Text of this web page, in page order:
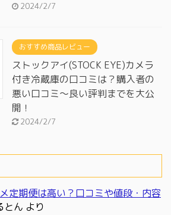
2024/2/7
おすすめ商品レビュー
ストックアイ(STOCK EYE)カメラ
付き冷蔵庫の口コミは？購入者の
悪い口コミ～良い評判までを大公
開！
2024/2/7
定期便は高い？口コミや値段・内容
とん より